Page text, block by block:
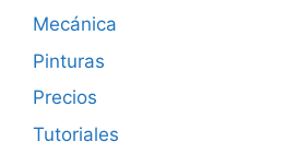
Mecánica
Pinturas
Precios
Tutoriales